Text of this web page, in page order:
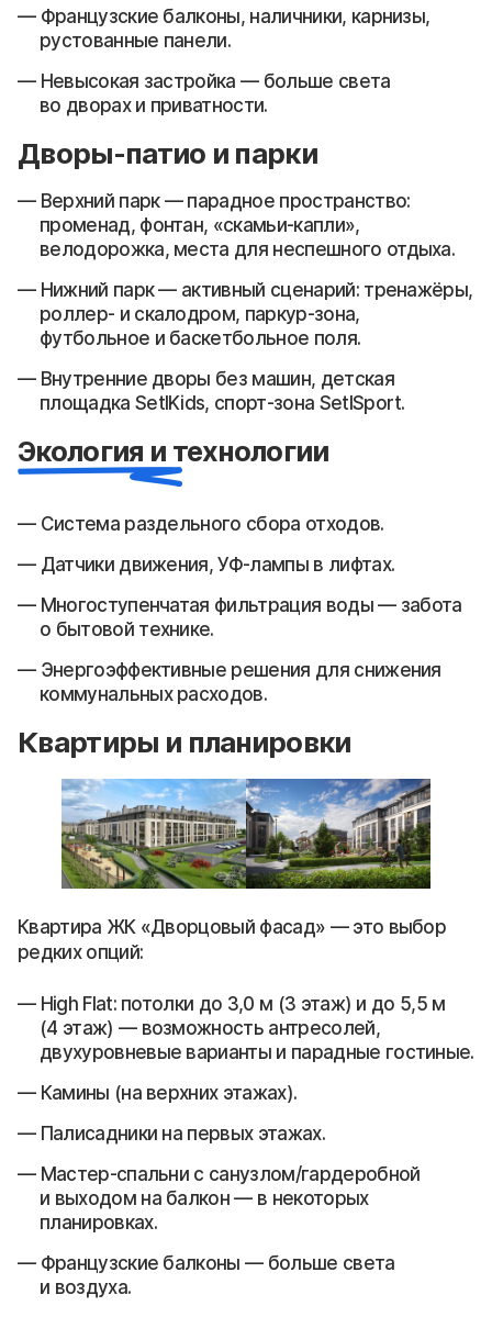
Французские балконы, наличники, карнизы,
рустованные панели.
Невысокая застройка — больше света
во дворах и приватности.
Дворы-патио и парки
Верхний парк — парадное пространство:
променад, фонтан, «скамьи-капли»,
велодорожка, места для неспешного отдыха.
Нижний парк — активный сценарий: тренажёры,
роллер- и скалодром, паркур-зона,
футбольное и баскетбольное поля.
Внутренние дворы без машин, детская
площадка SetlKids, спорт-зона SetlSport.
Экология и технологии
Система раздельного сбора отходов.
Датчики движения, УФ-лампы в лифтах.
Многоступенчатая фильтрация воды — забота
о бытовой технике.
Энергоэффективные решения для снижения
коммунальных расходов.
Квартиры и планировки
Квартира ЖК «Дворцовый фасад» — это выбор
редких опций:
High Flat: потолки до 3,0 м (3 этаж) и до 5,5 м
(4 этаж) — возможность антресолей,
двухуровневые варианты и парадные гостиные.
Камины (на верхних этажах).
Палисадники на первых этажах.
Мастер-спальни с санузлом/гардеробной
и выходом на балкон — в некоторых
планировках.
Французские балконы — больше света
и воздуха.